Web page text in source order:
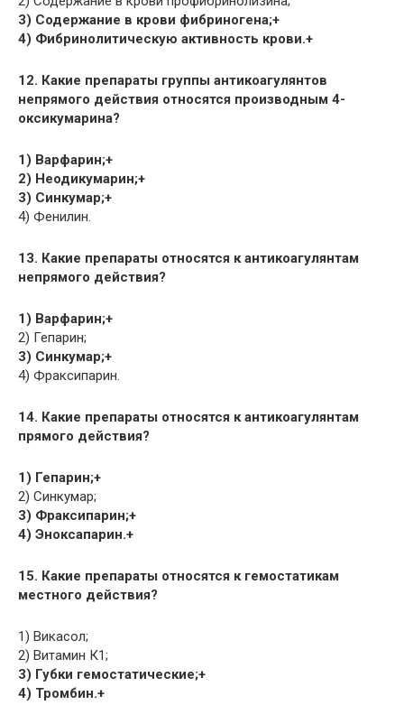
3) Содержание в крови фибриногена;+
4) Фибринолитическую активность крови.+
12. Какие препараты группы антикоагулянтов
непрямого действия относятся производным 4-
оксикумарина?
1) Варфарин;+
2) Неодикумарин;+
3) Синкумар;+
4) Фенилин.
13. Какие препараты относятся к антикоагулянтам
непрямого действия?
1) Варфарин;+
2) Гепарин;
3) Синкумар;+
4) Фраксипарин.
14. Какие препараты относятся к антикоагулянтам
прямого действия?
1) Гепарин;+
2) Синкумар;
3) Фраксипарин;+
4) Эноксапарин.+
15. Какие препараты относятся к гемостатикам
местного действия?
1) Викасол;
2) Витамин К1;
3) Губки гемостатические;+
4) Тромбин.+